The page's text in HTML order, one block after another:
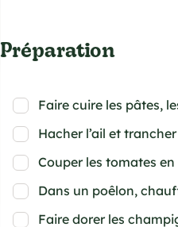
Préparation
Faire cuire les pâtes,
Hacher l’ail et
Couper les tomates
Dans un poêlon,
Faire dorer les